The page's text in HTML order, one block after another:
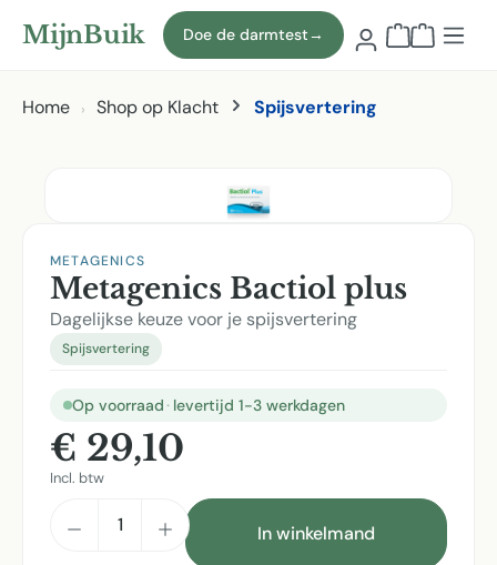
Naar hoofdinhoud
MijnBuik Doe de darmtest→
Home Shop op Klacht Spijsvertering
METAGENICS
Metagenics Bactiol plus
Dagelijkse keuze voor je spijsvertering
Spijsvertering
Op voorraad · levertijd 1-3 werkdagen
€ 29,10
Incl. btw
Producthoeveelheid: Voer de
In winkelmand